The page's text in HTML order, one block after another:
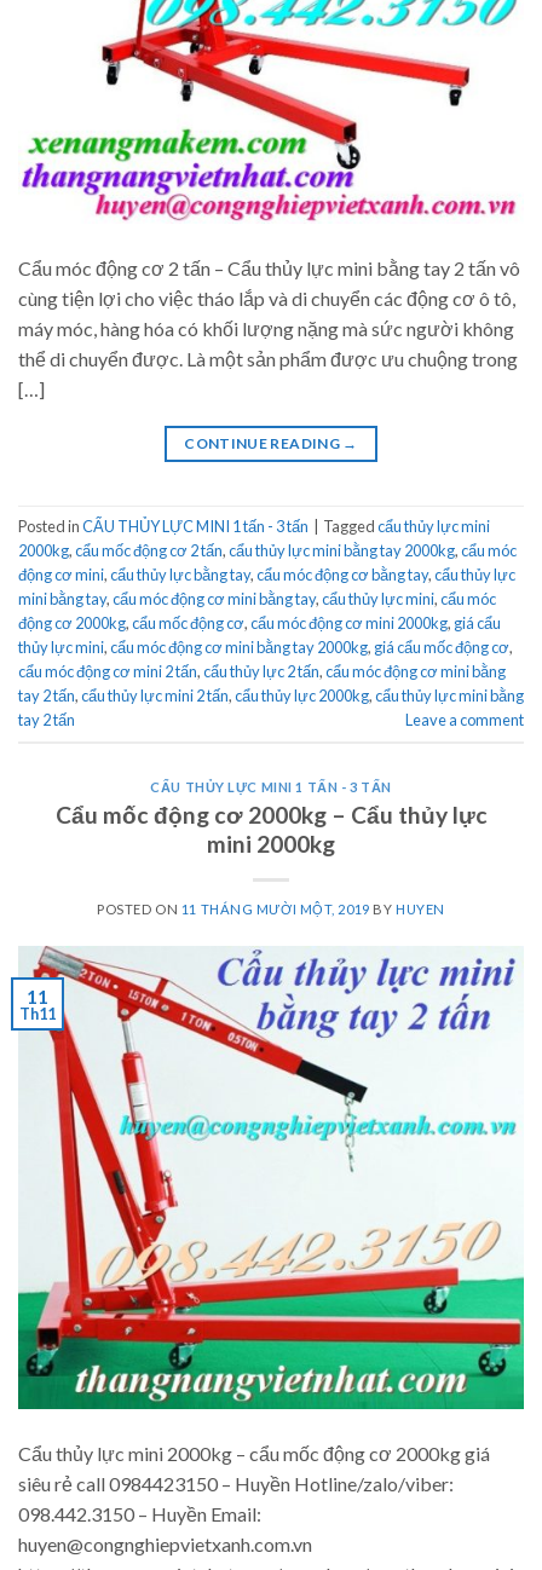
Cẩu móc động cơ 2 tấn – Cẩu thủy lực mini bằng tay 2 tấn vô
cùng tiện lợi cho việc tháo lắp và di chuyển các động cơ ô tô,
máy móc, hàng hóa có khối lượng nặng mà sức người không
thể di chuyển được. Là một sản phẩm được ưu chuộng trong
[…]
CONTINUE READING →
Posted inCẨU THỦY LỰC MINI 1 tấn - 3 tấn Taggedcẩu thủy lực mini
2000kg,cẩu mốc động cơ 2 tấn,cẩu thủy lực mini bằng tay 2000kg,cẩu móc
động cơ mini,cẩu thủy lực bằng tay,cẩu móc động cơ bằng tay,cẩu thủy lực
mini bằng tay,cẩu móc động cơ mini bằng tay,cẩu thủy lực mini,cẩu móc
động cơ 2000kg,cẩu mốc động cơ,cẩu móc động cơ mini 2000kg, giá cẩu
thủy lực mini,cẩu móc động cơ mini bằng tay 2000kg, giá cẩu mốc động cơ,
cẩu móc động cơ mini 2 tấn,cẩu thủy lực 2 tấn,cẩu móc động cơ mini bằng
tay 2 tấn,cẩu thủy lực mini 2 tấn,cẩu thủy lực 2000kg,cẩu thủy lực mini bằng
tay 2 tấn
Leave a comment
CẨU THỦY LỰC MINI 1 TẤN - 3 TẤN
Cẩu mốc động cơ 2000kg – Cẩu thủy lực
mini 2000kg
POSTED ON 11 THÁNG MƯỜI MỘT, 2019 BY HUYEN
11
Th11
Cẩu thủy lực mini 2000kg – cẩu mốc động cơ 2000kg giá
siêu rẻ call 0984423150 – Huyền Hotline/zalo/viber:
098.442.3150 – Huyền Email:
huyen@congnghiepvietxanh.com.vn